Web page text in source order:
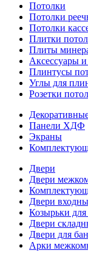
Потолки
Потолки
Потолки
Плитки
Плиты
Аксессуары
Плинтусы
Углы для
Розетки
Панели ХДФ
Экраны
Двери
Двери
Двери
Козырьки
Двери
Двери для
Арки